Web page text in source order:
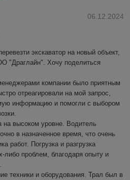
06.12.2024
экскаватор на новый объект,
"Драглайн". Хочу поделиться
компании было приятным
отреагировали на мой запрос,
информацию и помогли с выбором
на высоком уровне. Водитель
в назначенное время, что очень
работ. Погрузка и разгрузка
либо проблем, благодаря опыту и
техники и оборудования. Трал был в